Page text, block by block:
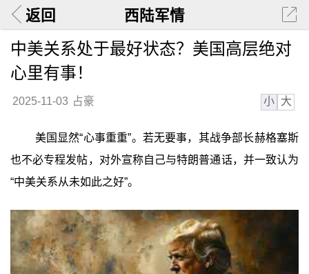
返回 西陆军情
中美关系处于最好状态？美国高层绝对
心里有事！
2025-11-03 占豪 小 大
美国显然“心事重重”。若无要事，其战争部长赫格塞斯
也不必专程发帖，对外宣称自己与特朗普通话，并一致认为
“中美关系从未如此之好”。